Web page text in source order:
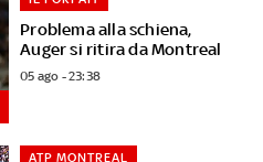
Problema alla schiena,
Auger si ritira da Montreal
05 ago - 23:38
ATP MONTREAL